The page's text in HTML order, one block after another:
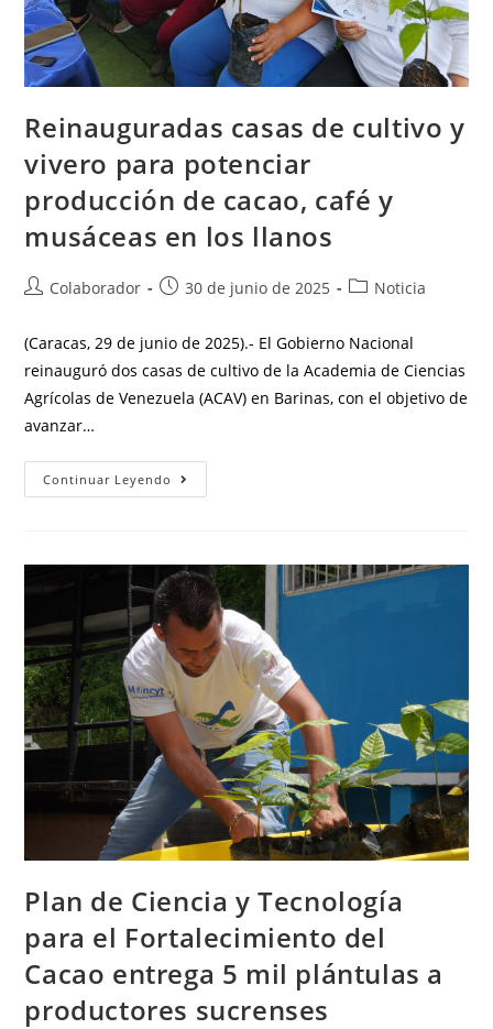
Reinauguradas casas de cultivo y
vivero para potenciar
producción de cacao, café y
musáceas en los llanos
Colaborador 30 de junio de 2025 Noticia
(Caracas, 29 de junio de 2025).- El Gobierno Nacional
reinauguró dos casas de cultivo de la Academia de Ciencias
Agrícolas de Venezuela (ACAV) en Barinas, con el objetivo de
avanzar…
Continuar Leyendo
Plan de Ciencia y Tecnología
para el Fortalecimiento del
Cacao entrega 5 mil plántulas a
productores sucrenses